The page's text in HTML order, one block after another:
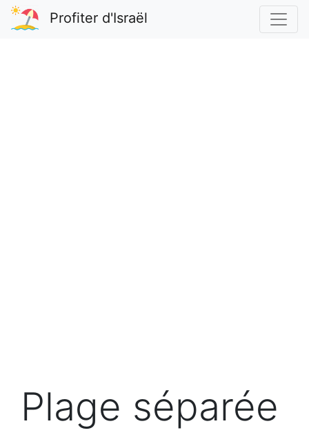
Profiter d'Israël
Plage séparée